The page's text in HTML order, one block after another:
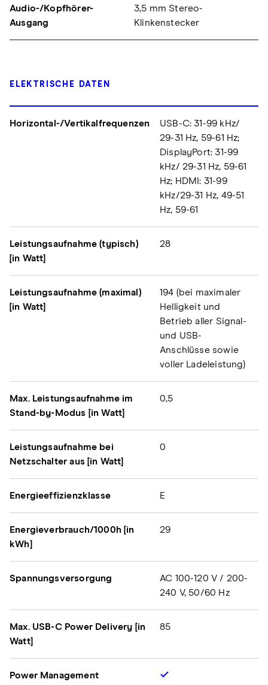
Audio-/Kopfhörer-
Ausgang
3,5 mm Stereo-
Klinkenstecker
ELEKTRISCHE DATEN
Horizontal-/Vertikalfrequenzen
USB-C: 31-99 kHz/
29-31 Hz, 59-61 Hz;
DisplayPort: 31-99
kHz/ 29-31 Hz, 59-61
Hz; HDMI: 31-99
kHz/29-31 Hz, 49-51
Hz, 59-61
Leistungsaufnahme (typisch)
[in Watt]
28
Leistungsaufnahme (maximal)
[in Watt]
194 (bei maximaler
Helligkeit und
Betrieb aller Signal-
und USB-
Anschlüsse sowie
voller Ladeleistung)
Max. Leistungsaufnahme im
Stand-by-Modus [in Watt]
0,5
Leistungsaufnahme bei
Netzschalter aus [in Watt]
0
Energieeffizienzklasse E
Energieverbrauch/1000h [in
kWh]
29
Spannungsversorgung
AC 100-120 V / 200-
240 V, 50/60 Hz
Max. USB-C Power Delivery [in
Watt]
85
Power Management